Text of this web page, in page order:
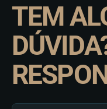
TEM